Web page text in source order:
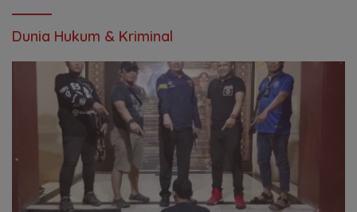
Dunia Hukum & Kriminal